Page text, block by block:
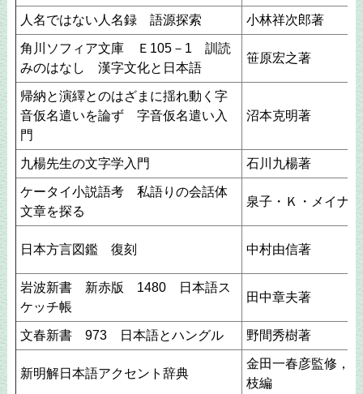
人名ではない人名録 語源探索 小林祥次郎著
角川ソフィア文庫 Ｅ105－1 訓読
みのはなし 漢字文化と日本語
笹原宏之著
帰納と演繹とのはざまに揺れ動く字
音仮名遣いを論ず 字音仮名遣い入
門
沼本克明著
九楊先生の文字学入門 石川九楊著
ケータイ小説語考 私語りの会話体
文章を探る
泉子・Ｋ・メイナ
日本方言図鑑 復刻 中村由信著
岩波新書 新赤版 1480 日本語ス
ケッチ帳
田中章夫著
文春新書 973 日本語とハングル 野間秀樹著
新明解日本語アクセント辞典
金田一春彦監修，
枝編